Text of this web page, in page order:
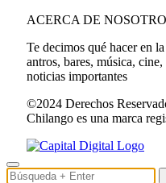
ACERCA DE
Te decimos qué hacer en
antros, bares, música,
noticias importantes
©2024 Derechos
Chilango es una marca